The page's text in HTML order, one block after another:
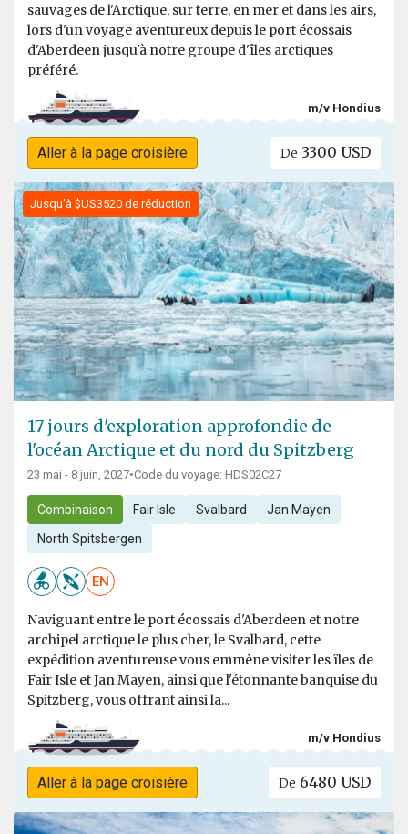
sauvages de l'Arctique, sur terre, en mer et dans les airs,
lors d'un voyage aventureux depuis le port écossais
d'Aberdeen jusqu'à notre groupe d'îles arctiques
préféré.
m/v Hondius
Aller à la page croisière De 3300 USD
Jusqu'à $US3520 de réduction
17 jours d'exploration approfondie de
l'océan Arctique et du nord du Spitzberg
23 mai - 8 juin, 2027•Code du voyage: HDS02C27
Combinaison Fair Isle Svalbard Jan Mayen
North Spitsbergen
EN
Naviguant entre le port écossais d'Aberdeen et notre
archipel arctique le plus cher, le Svalbard, cette
expédition aventureuse vous emmène visiter les îles de
Fair Isle et Jan Mayen, ainsi que l'étonnante banquise du
Spitzberg, vous offrant ainsi la...
m/v Hondius
Aller à la page croisière De 6480 USD